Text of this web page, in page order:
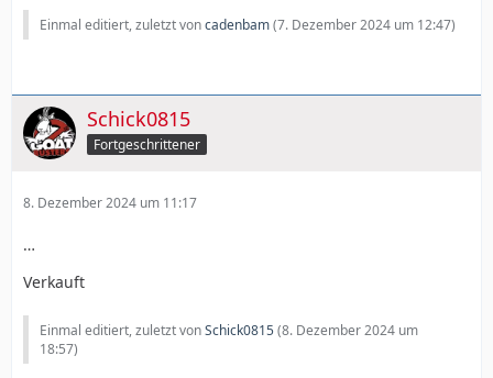
Einmal editiert, zuletzt voncadenbam(7. Dezember 2024 um 12:47)
Schick0815
Fortgeschrittener
8. Dezember 2024 um 11:17
…
Verkauft
Einmal editiert, zuletzt vonSchick0815(8. Dezember 2024 um
18:57)